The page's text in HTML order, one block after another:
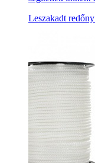
Leszakadt